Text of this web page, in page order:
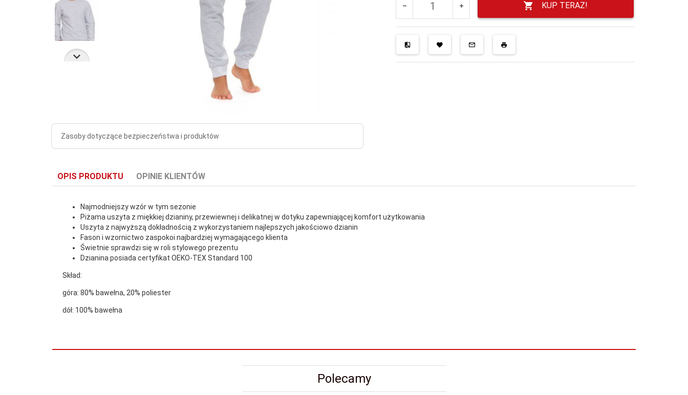
Zasoby dotyczące bezpieczeństwa i produktów
KUP TERAZ!
OPIS PRODUKTU OPINIE KLIENTÓW
Najmodniejszy wzór w tym sezonie
Piżama uszyta z miękkiej dzianiny, przewiewnej i delikatnej w dotyku zapewniającej komfort użytkowania
Uszyta z najwyższą dokładnością z wykorzystaniem najlepszych jakościowo dzianin
Fason i wzornictwo zaspokoi najbardziej wymagającego klienta
Świetnie sprawdzi się w roli stylowego prezentu
Dzianina posiada certyfikat OEKO-TEX Standard 100
Skład:
góra: 80% bawełna, 20% poliester
dół: 100% bawełna
Polecamy